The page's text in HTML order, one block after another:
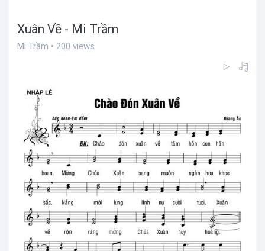
Xuân Về - Mi Trầm
Mi Trầm • 200 views